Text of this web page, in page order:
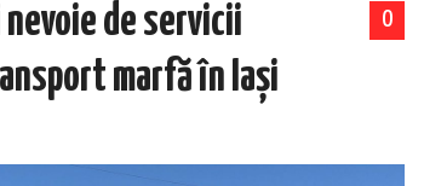
0
de servicii
marfă în Iași